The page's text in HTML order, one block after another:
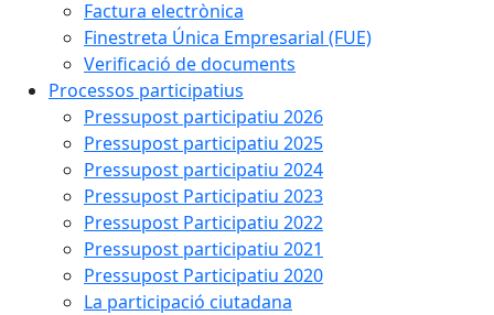
Factura electrònica
Finestreta Única Empresarial (FUE)
Verificació de documents
Processos participatius
Pressupost participatiu 2026
Pressupost participatiu 2025
Pressupost participatiu 2024
Pressupost Participatiu 2023
Pressupost Participatiu 2022
Pressupost participatiu 2021
Pressupost Participatiu 2020
La participació ciutadana